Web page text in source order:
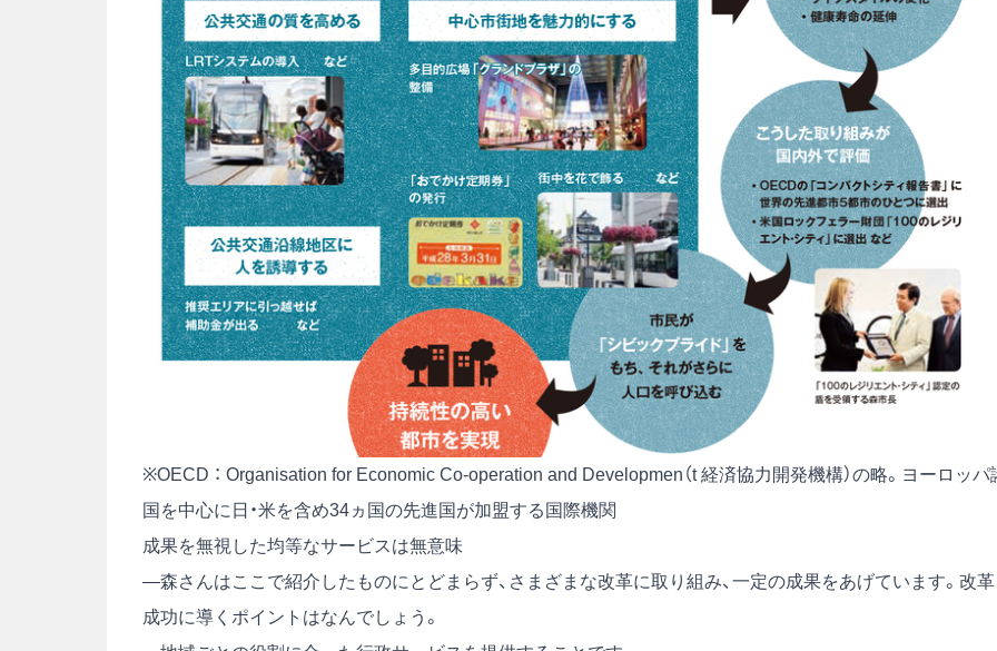
※OECD ： Organisation for Economic Co-operation and Developmen（t 経済協力開発機構）の略。ヨーロッパ
国を中心に日・米を含め34ヵ国の先進国が加盟する国際機関
成果を無視した均等なサービスは無意味
―森さんはここで紹介したものにとどまらず、さまざまな改革に取り組み、一定の成果をあげています。改
成功に導くポイントはなんでしょう。